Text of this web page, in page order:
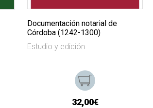
Documentación notarial de
Córdoba (1242-1300)
Estudio y edición
32,00€